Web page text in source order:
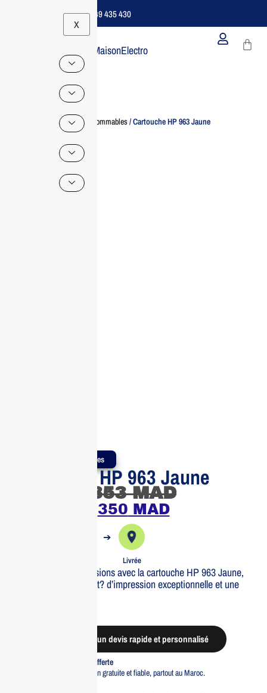
Support B2B Dédié | 06 49 435 430
X
MaisonElectro
Home/ Consommables/ Cartouche HP 963 Jaune
Produits Authentiques
Cartouche HP 963 Jaune
353MAD
350 MAD
➔
Livrée
Optimisez vos impressions avec la cartouche HP 963 Jaune,
con?ue pour une qualit? d’impression exceptionnelle et une
Demander un devis rapide et personnalisé
Livraison standard offerte
Profitez d’une livraison gratuite et fiable, partout au Maroc.